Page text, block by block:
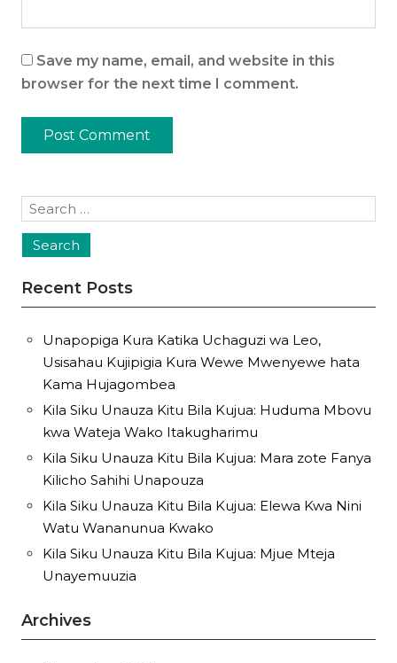
Save my name, email, and website in this
browser for the next time I comment.
Search
Recent Posts
Unapopiga Kura Katika Uchaguzi wa Leo,
Usisahau Kujipigia Kura Wewe Mwenyewe hata
Kama Hujagombea
Kila Siku Unauza Kitu Bila Kujua: Huduma Mbovu
kwa Wateja Wako Itakugharimu
Kila Siku Unauza Kitu Bila Kujua: Mara zote Fanya
Kilicho Sahihi Unapouza
Kila Siku Unauza Kitu Bila Kujua: Elewa Kwa Nini
Watu Wananunua Kwako
Kila Siku Unauza Kitu Bila Kujua: Mjue Mteja
Unayemuuzia
Archives